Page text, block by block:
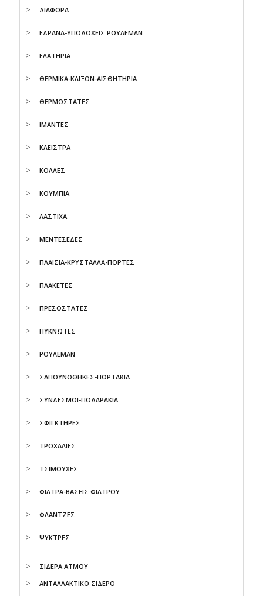
ΔΙΑΦΟΡΑ
ΕΔΡΑΝΑ-ΥΠΟΔΟΧΕΙΣ ΡΟΥΛΕΜΑΝ
ΕΛΑΤΗΡΙΑ
ΘΕΡΜΙΚΑ-ΚΛΙΞΟΝ-ΑΙΣΘΗΤΗΡΙΑ
ΘΕΡΜΟΣΤΑΤΕΣ
ΙΜΑΝΤΕΣ
ΚΛΕΙΣΤΡΑ
ΚΟΛΛΕΣ
ΚΟΥΜΠΙΑ
ΛΑΣΤΙΧΑ
ΜΕΝΤΕΣΕΔΕΣ
ΠΛΑΙΣΙΑ-ΚΡΥΣΤΑΛΛΑ-ΠΟΡΤΕΣ
ΠΛΑΚΕΤΕΣ
ΠΡΕΣΟΣΤΑΤΕΣ
ΠΥΚΝΩΤΕΣ
ΡΟΥΛΕΜΑΝ
ΣΑΠΟΥΝΟΘΗΚΕΣ-ΠΟΡΤΑΚΙΑ
ΣΥΝΔΕΣΜΟΙ-ΠΟΔΑΡΑΚΙΑ
ΣΦΙΓΚΤΗΡΕΣ
ΤΡΟΧΑΛΙΕΣ
ΤΣΙΜΟΥΧΕΣ
ΦΙΛΤΡΑ-ΒΑΣΕΙΣ ΦΙΛΤΡΟΥ
ΦΛΑΝΤΖΕΣ
ΨΥΚΤΡΕΣ
ΣΙΔΕΡΑ ΑΤΜΟΥ
ΑΝΤΑΛΛΑΚΤΙΚΟ ΣΙΔΕΡΟ